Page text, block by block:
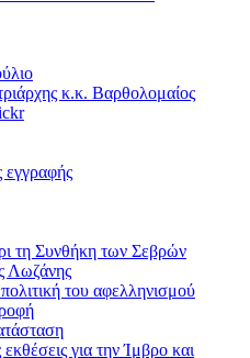
κ.κ. Βαρθολομαίος
εγγραφής
τη Συνθήκη των Σεβρών
Λωζάνης
του αφελληνισμού
εκθέσεις για την Ίμβρο και